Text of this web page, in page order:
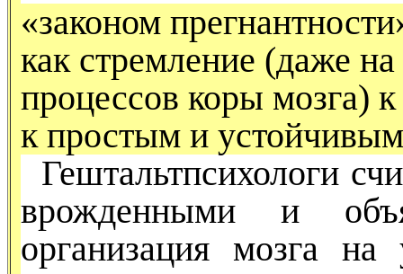
«законом
как стремление (даже
процес­сов коры мозга)
к прос­тым и
Гештальтпсихологи
врожденными и
организация мозга на